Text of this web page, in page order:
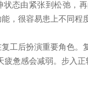
状态由紧张到松弛，
，很容易患上不同程
工后扮演重要角色。
疲惫感会减弱。步入正